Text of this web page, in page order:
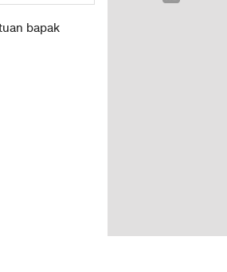
bapak